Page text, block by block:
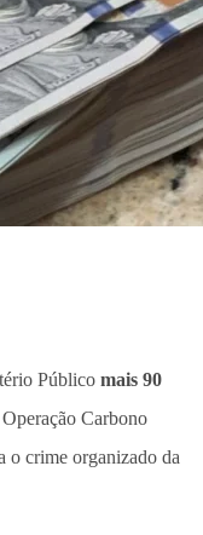
Público mais 90
Carbono
o crime organizado da